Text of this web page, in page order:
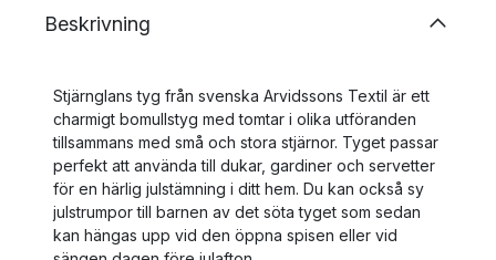
Beskrivning
Stjärnglans tyg från svenska Arvidssons Textil är ett
charmigt bomullstyg med tomtar i olika utföranden
tillsammans med små och stora stjärnor. Tyget passar
perfekt att använda till dukar, gardiner och servetter
för en härlig julstämning i ditt hem. Du kan också sy
julstrumpor till barnen av det söta tyget som sedan
kan hängas upp vid den öppna spisen eller vid